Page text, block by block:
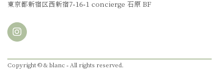
東京都新宿区西新宿7-16-1 concierge 石原 BF
Copyright © & blanc - All rights reserved.